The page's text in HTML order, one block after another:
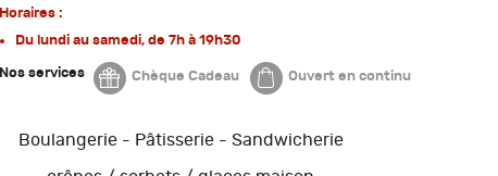
Horaires :
Du lundi au samedi, de 7h à 19h30
Nos services Chèque Cadeau Ouvert en continu
Boulangerie - Pâtisserie - Sandwicherie